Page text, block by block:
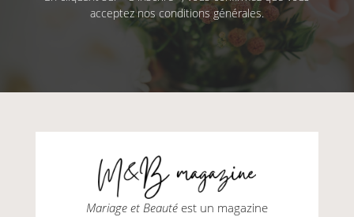
acceptez nos conditions générales.
Mariage et Beautéest un magazine